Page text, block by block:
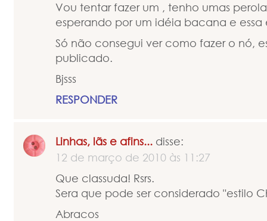
Vou tentar fazer um , tenho umas
esperando por um idéia bacana e essa
Só não consegui ver como fazer o nó,
publicado.
Bjsss
RESPONDER
Linhas, lãs e afins... disse:
12 de março de 2010 às 11:27
Que classuda! Rsrs.
Sera que pode ser considerado "estilo
Abracos